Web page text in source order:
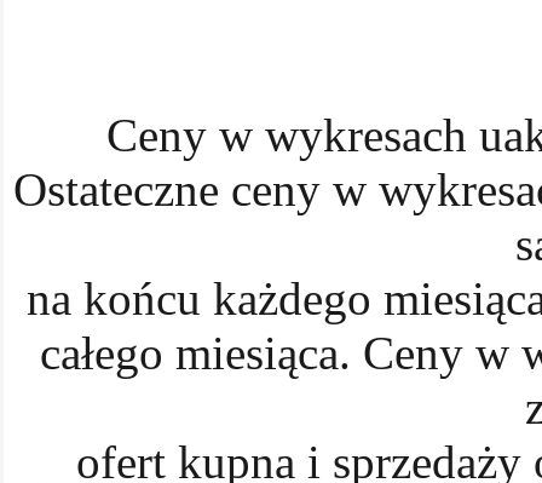
Ceny w wykresach
Ostateczne ceny w
na końcu każdego
całego miesiąca. Ceny
ofert kupna i sprzedaży